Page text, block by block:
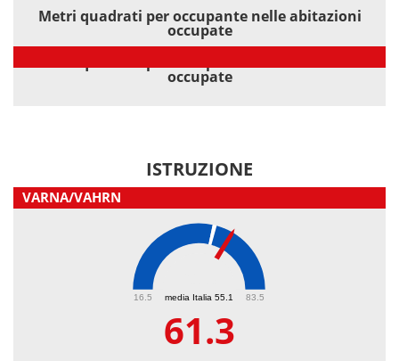
Metri quadrati per occupante nelle abitazioni
occupate
occupate
ISTRUZIONE
VARNA/VAHRN
media Italia 55.1
16.5 83.5
61.3